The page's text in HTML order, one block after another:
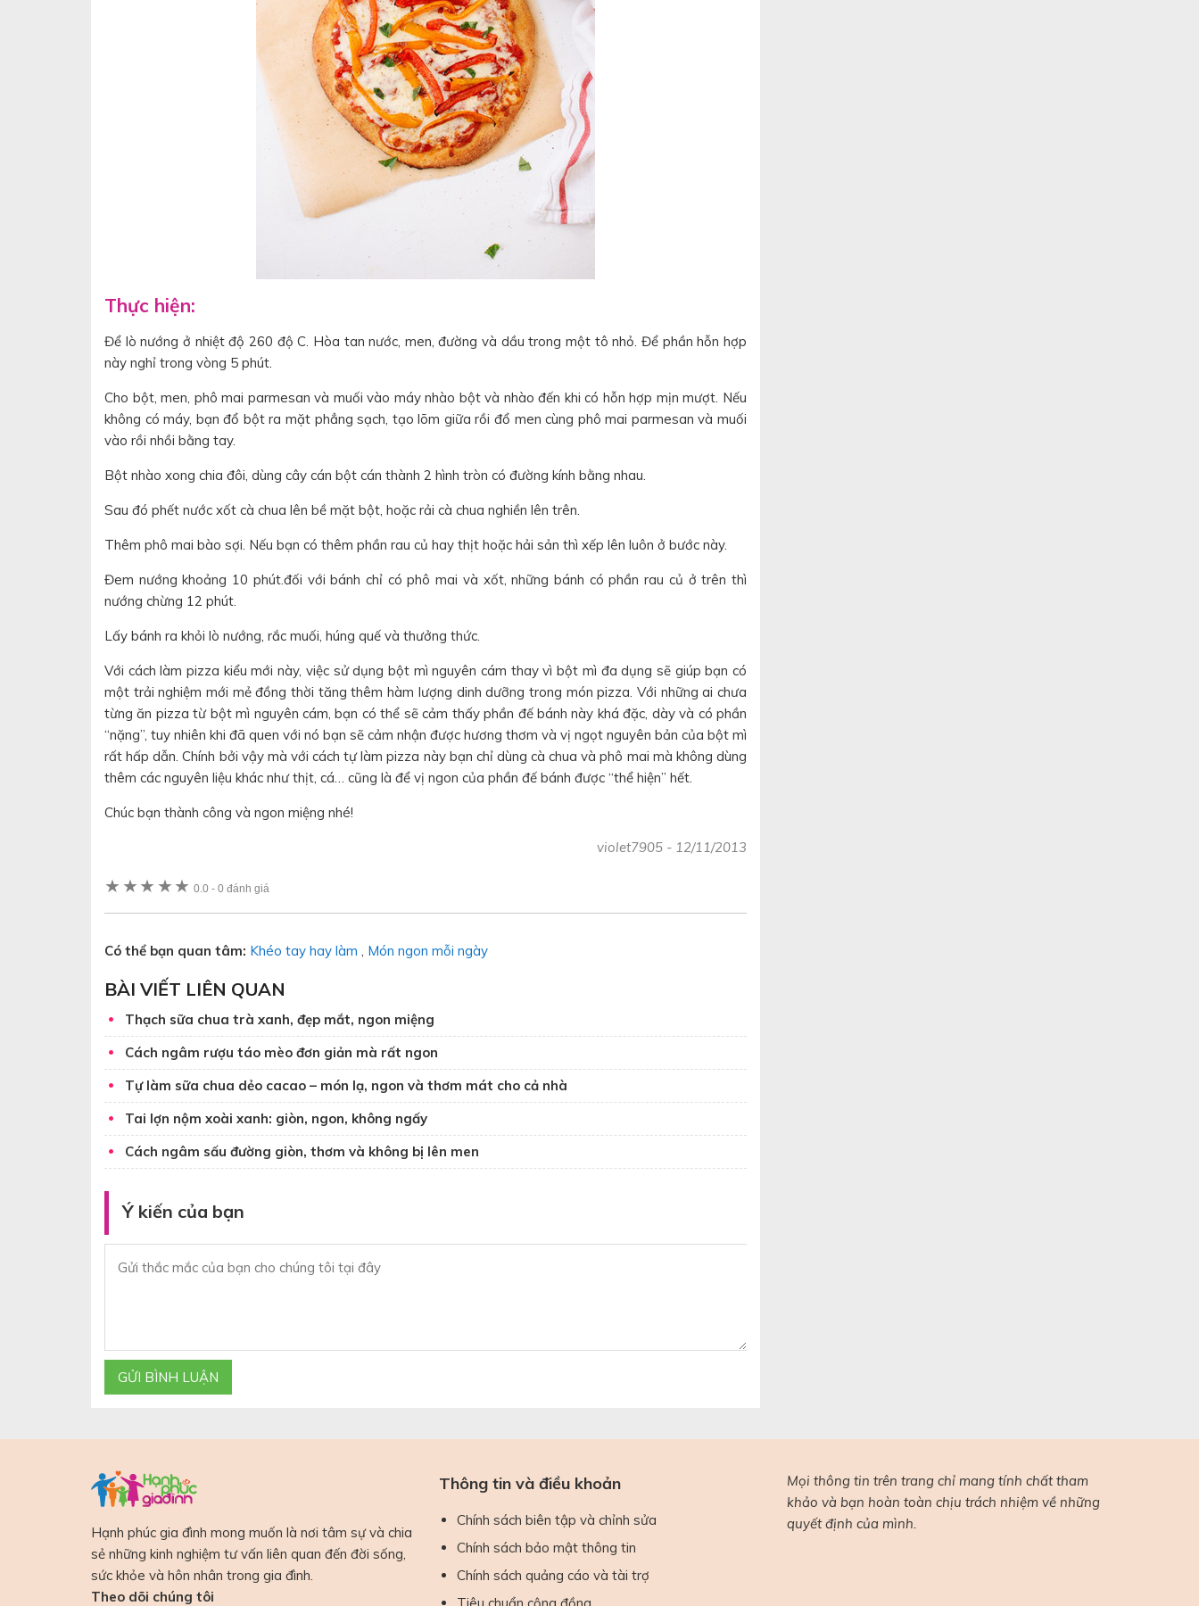
Thực hiện:
Để lò nướng ở nhiệt độ 260 độ C. Hòa tan nước, men, đường và dầu trong một tô nhỏ. Để phần hỗn hợp
này nghỉ trong vòng 5 phút.
Cho bột, men, phô mai parmesan và muối vào máy nhào bột và nhào đến khi có hỗn hợp mịn mượt. Nếu
không có máy, bạn đổ bột ra mặt phẳng sạch, tạo lõm giữa rồi đổ men cùng phô mai parmesan và muối
vào rồi nhồi bằng tay.
Bột nhào xong chia đôi, dùng cây cán bột cán thành 2 hình tròn có đường kính bằng nhau.
Sau đó phết nước xốt cà chua lên bề mặt bột, hoặc rải cà chua nghiền lên trên.
Thêm phô mai bào sợi. Nếu bạn có thêm phần rau củ hay thịt hoặc hải sản thì xếp lên luôn ở bước này.
Đem nướng khoảng 10 phút.đối với bánh chỉ có phô mai và xốt, những bánh có phần rau củ ở trên thì
nướng chừng 12 phút.
Lấy bánh ra khỏi lò nướng, rắc muối, húng quế và thưởng thức.
Với cách làm pizza kiểu mới này, việc sử dụng bột mì nguyên cám thay vì bột mì đa dụng sẽ giúp bạn có
một trải nghiệm mới mẻ đồng thời tăng thêm hàm lượng dinh dưỡng trong món pizza. Với những ai chưa
từng ăn pizza từ bột mì nguyên cám, bạn có thể sẽ cảm thấy phần đế bánh này khá đặc, dày và có phần
“nặng”, tuy nhiên khi đã quen với nó bạn sẽ cảm nhận được hương thơm và vị ngọt nguyên bản của bột mì
rất hấp dẫn. Chính bởi vậy mà với cách tự làm pizza này bạn chỉ dùng cà chua và phô mai mà không dùng
thêm các nguyên liệu khác như thịt, cá… cũng là để vị ngon của phần đế bánh được “thể hiện” hết.
Chúc bạn thành công và ngon miệng nhé!
violet7905 - 12/11/2013
★ ★ ★ ★ ★ 0.0- 0 đánh giá
Có thể bạn quan tâm: Khéo tay hay làm , Món ngon mỗi ngày
BÀI VIẾT LIÊN QUAN
Thạch sữa chua trà xanh, đẹp mắt, ngon miệng
Cách ngâm rượu táo mèo đơn giản mà rất ngon
Tự làm sữa chua dẻo cacao – món lạ, ngon và thơm mát cho cả nhà
Tai lợn nộm xoài xanh: giòn, ngon, không ngấy
Cách ngâm sấu đường giòn, thơm và không bị lên men
Ý kiến của bạn
Hạnh phúc gia đình mong muốn là nơi tâm sự và chia
sẻ những kinh nghiệm tư vấn liên quan đến đời sống,
sức khỏe và hôn nhân trong gia đình.
Theo dõi chúng tôi
Thông tin và điều khoản
Chính sách biên tập và chỉnh sửa
Chính sách bảo mật thông tin
Chính sách quảng cáo và tài trợ
Mọi thông tin trên trang chỉ mang tính chất tham
khảo và bạn hoàn toàn chịu trách nhiệm về những
quyết định của mình.